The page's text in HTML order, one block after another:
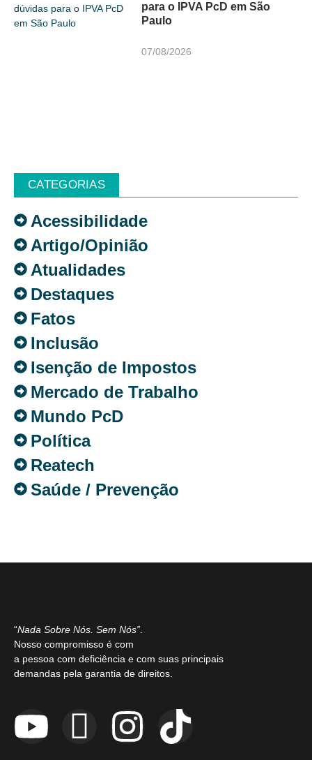
para o IPVA PcD em São
Paulo
07/08/2026
CATEGORIAS
Acessibilidade
Artigo/Opinião
Atualidades
Destaques
Fatos
Inclusão
Isenção de Impostos
Mercado de Trabalho
Mundo PcD
Política
Reatech
Saúde / Prevenção
“Nada Sobre Nós. Sem Nós”
Nosso compromisso é com
a pessoa com deficiência e com suas principais
demandas pela garantia de direitos.